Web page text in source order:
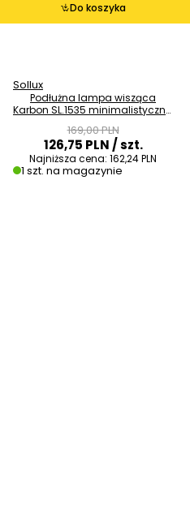
Do koszyka
Sollux
Podłużna lampa wisząca
Karbon SL.1535 minimalistyczna
169,00 PLN
126,75 PLN/ szt.
Najniższa cena: 162,24 PLN
1 szt. na magazynie